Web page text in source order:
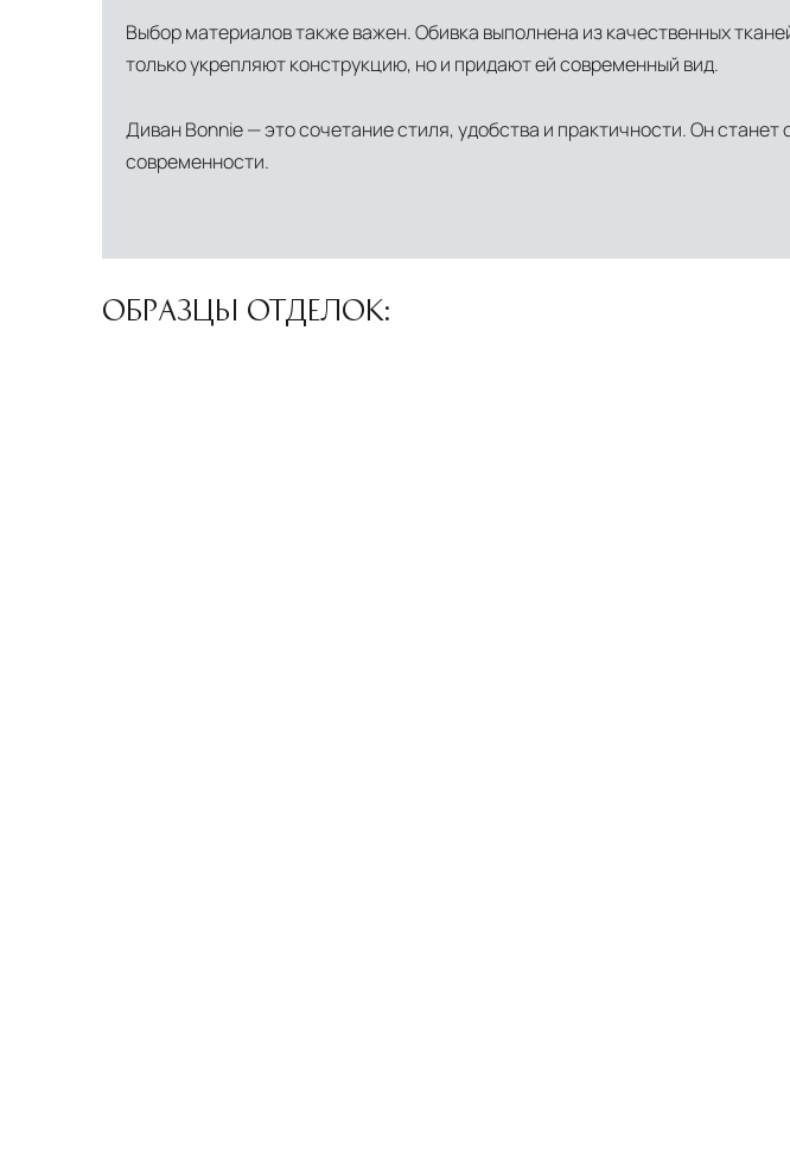
Выбор материалов также важен. Обивка выполнена из качественных
только укрепляют конструкцию, но и придают ей современный вид.
Диван Bonnie — это сочетание стиля, удобства и практичности. Он
современности.
ОБРАЗЦЫ ОТДЕЛОК: